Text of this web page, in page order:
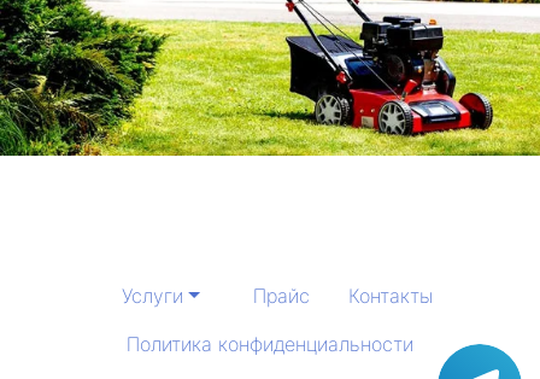
Услуги Прайс
Контакты
Политика конфиденциальности